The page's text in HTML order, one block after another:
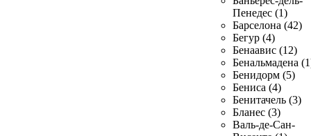
Пенедес (1)
Барселона (42)
Бегур (4)
Бенаавис (12)
Бенальмадена
Бенидорм (5)
Бениса (4)
Бенитачель (3)
Бланес (3)
Валь-де-Сан-